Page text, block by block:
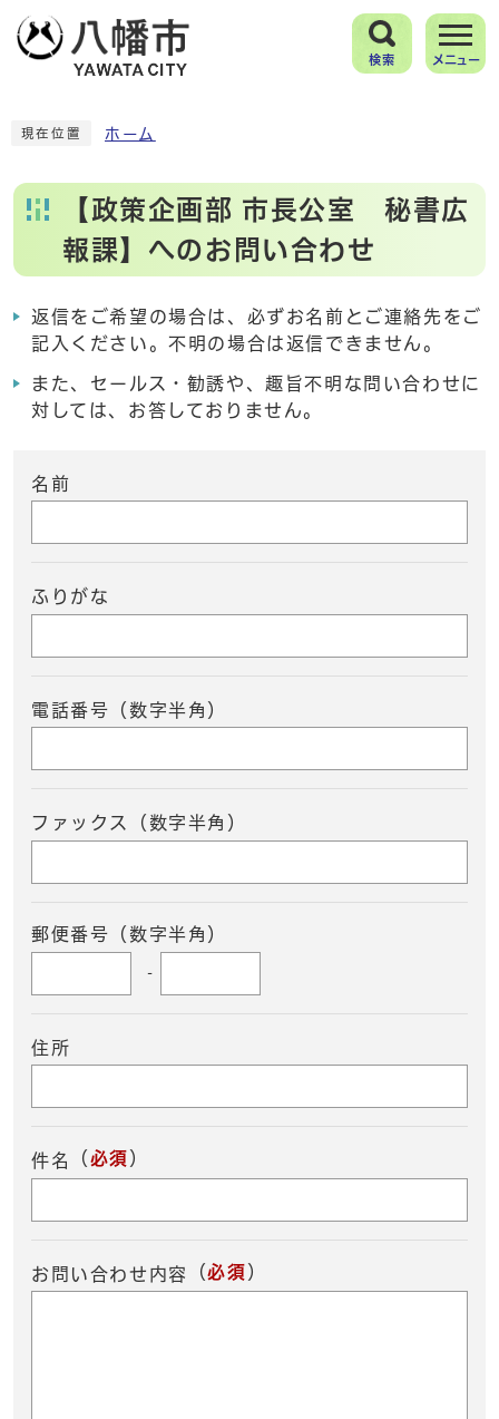
検索 メニュー
現在位置 ホーム
【政策企画部 市長公室 秘書広
報課】へのお問い合わせ
返信をご希望の場合は、必ずお名前とご連絡先をご
記入ください。不明の場合は返信できません。
また、セールス・勧誘や、趣旨不明な問い合わせに
対しては、お答しておりません。
名前
ふりがな
電話番号（数字半角）
ファックス（数字半角）
郵便番号（数字半角）
-
住所
件名 （ 必須 ）
お問い合わせ内容 （必須 ）